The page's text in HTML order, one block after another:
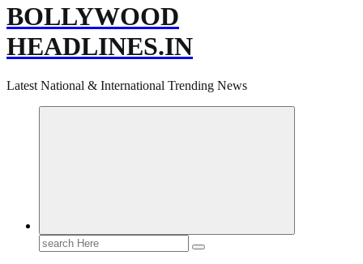
BOLLYWOOD
HEADLINES.IN
Latest National & International Trending News
Search
for: